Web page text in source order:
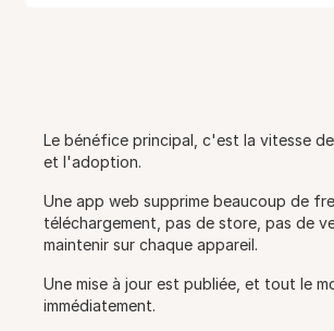
Le bénéfice principal, c'est la vitesse
et l'adoption.
Une app web supprime beaucoup de
téléchargement, pas de store, pas de
maintenir sur chaque appareil.
Une mise à jour est publiée, et tout le
immédiatement.